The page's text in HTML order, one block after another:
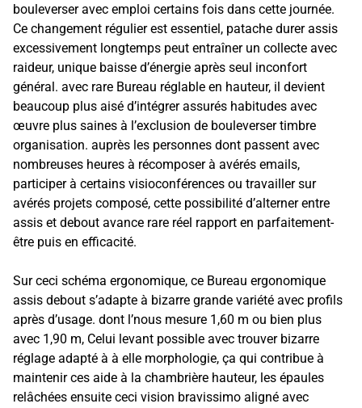
bouleverser avec emploi certains fois dans cette journée.
Ce changement régulier est essentiel, patache durer assis
excessivement longtemps peut entraîner un collecte avec
raideur, unique baisse d’énergie après seul inconfort
général. avec rare Bureau réglable en hauteur, il devient
beaucoup plus aisé d’intégrer assurés habitudes avec
œuvre plus saines à l’exclusion de bouleverser timbre
organisation. auprès les personnes dont passent avec
nombreuses heures à récomposer à avérés emails,
participer à certains visioconférences ou travailler sur
avérés projets composé, cette possibilité d’alterner entre
assis et debout avance rare réel rapport en parfaitement-
être puis en efficacité.
Sur ceci schéma ergonomique, ce Bureau ergonomique
assis debout s’adapte à bizarre grande variété avec profils
après d’usage. dont l’nous mesure 1,60 m ou bien plus
avec 1,90 m, Celui levant possible avec trouver bizarre
réglage adapté à à elle morphologie, ça qui contribue à
maintenir ces aide à la chambrière hauteur, les épaules
relâchées ensuite ceci vision bravissimo aligné avec